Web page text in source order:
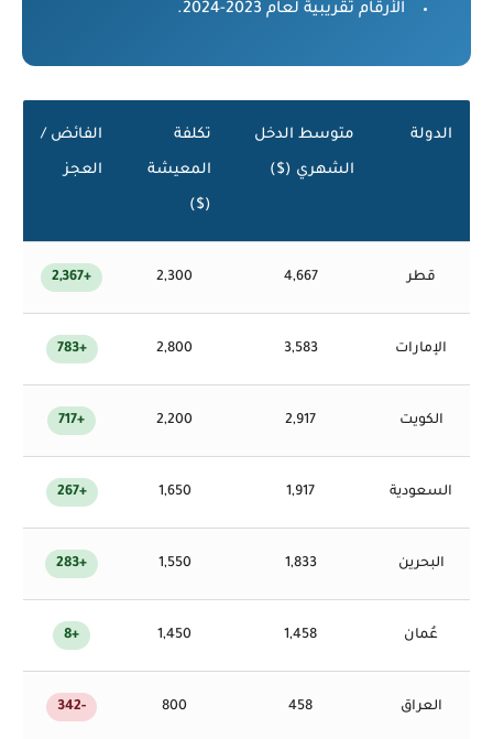
الأرقام تقريبية لعام 2023-2024.
الدولة متوسط الدخل
الشهري ($)
تكلفة
المعيشة
($)
الفائض /
العجز
قطر 4,667
2,300
+2,367
الإمارات 3,583
2,800
+783
الكويت 2,917
2,200
+717
السعودية 1,917
1,650
+267
البحرين 1,833
1,550
+283
عُمان 1,458
1,450
+8
العراق 458
800
-342